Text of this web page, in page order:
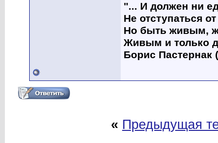
"... И должен ни
Не отступаться
Но быть живым,
Живым и только
Борис Пастернак
« Предыдущая